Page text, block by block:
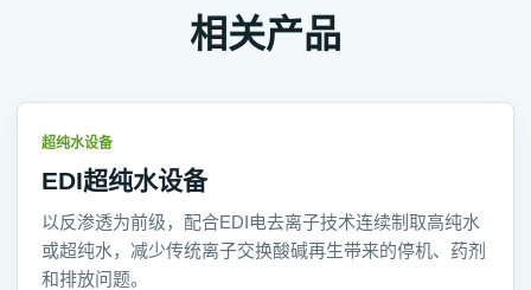
相关产品
超纯水设备
EDI超纯水设备
以反渗透为前级，配合EDI电去离子技术连续制取高纯水
或超纯水，减少传统离子交换酸碱再生带来的停机、药剂
和排放问题。